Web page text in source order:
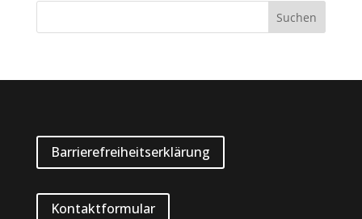
Barrierefreiheitserklärung
Kontaktformular